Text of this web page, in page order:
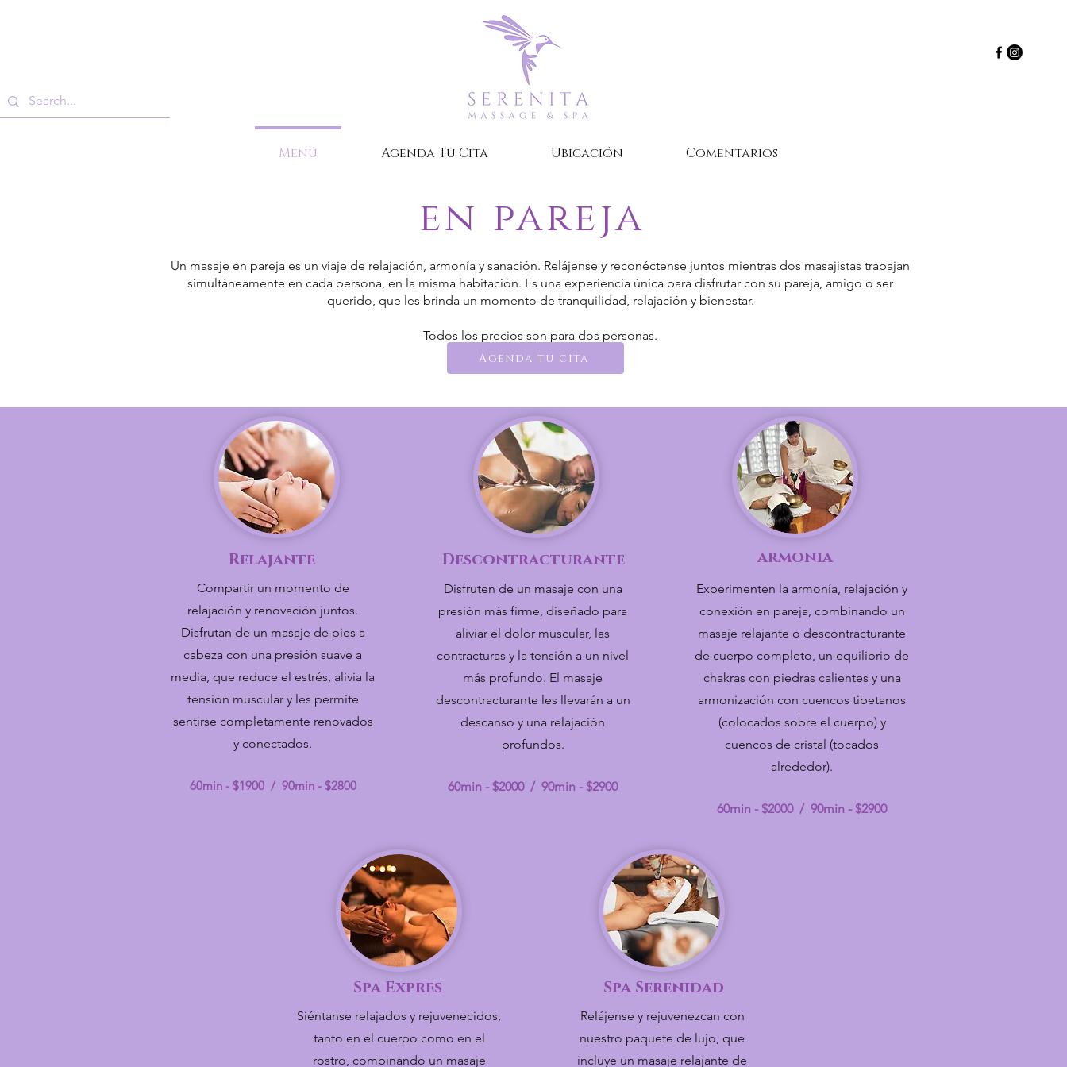
Menú Agenda Tu Cita Ubicación Comentarios
en pareja
Un masaje en pareja es un viaje de relajación, armonía y sanación. Relájense y reconéctense juntos mientras dos masajistas trabajan
simultáneamente en cada persona, en la misma habitación. Es una experiencia única para disfrutar con su pareja, amigo o ser
querido, que les brinda un momento de tranquilidad, relajación y bienestar.
Todos los precios son para dos personas.
Agenda tu cita
Relajante
Compartir un momento de
relajación y renovación juntos.
Disfrutan de un masaje de pies a
cabeza con una presión suave a
media, que reduce el estrés, alivia la
tensión muscular y les permite
sentirse completamente renovados
y conectados.
60min - $1900 / 90min - $2800
Descontracturante
Disfruten de un masaje con una
presión más firme, diseñado para
aliviar el dolor muscular, las
contracturas y la tensión a un nivel
más profundo. El masaje
descontracturante les llevarán a un
descanso y una relajación
profundos.
60min - $2000 / 90min - $2900
armonia
Experimenten la armonía, relajación y
conexión en pareja, combinando un
masaje relajante o descontracturante
de cuerpo completo, un equilibrio de
chakras con piedras calientes y una
armonización con cuencos tibetanos
(colocados sobre el cuerpo) y
cuencos de cristal (tocados
alrededor).
60min - $2000 / 90min - $2900
Spa Expres
Siéntanse relajados y rejuvenecidos,
tanto en el cuerpo como en el
rostro, combinando un masaje
Spa Serenidad
Relájense y rejuvenezcan con
nuestro paquete de lujo, que
incluye un masaje relajante de